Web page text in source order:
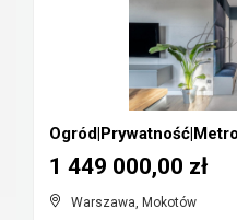
Warszawa, Mokotów
1 449 000,00 zł